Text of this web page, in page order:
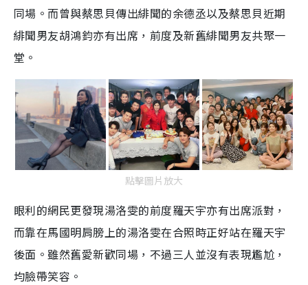
同場。而曾與蔡思貝傳出緋聞的余德丞以及蔡思貝近期
緋聞男友胡鴻鈞亦有出席，前度及新舊緋聞男友共聚一
堂。
點擊圖片放大
眼利的網民更發現湯洛雯的前度羅天宇亦有出席派對，
而靠在馬國明肩膀上的湯洛雯在合照時正好站在羅天宇
後面。雖然舊愛新歡同場，不過三人並沒有表現尷尬，
均臉帶笑容 。